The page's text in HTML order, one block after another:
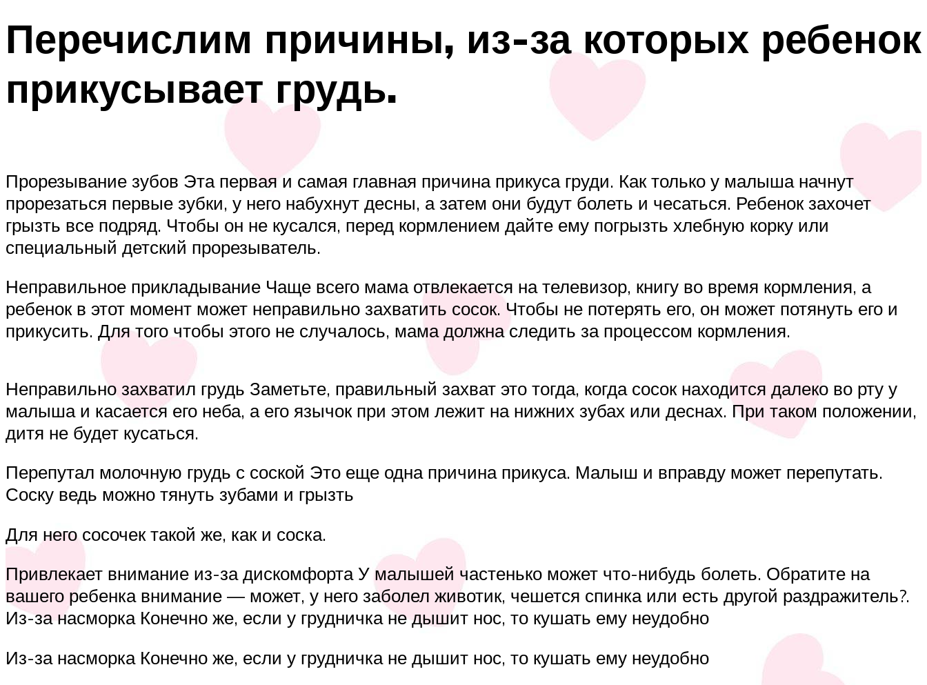
Перечислим причины, из-за которых ребенок
прикусывает грудь.
Прорезывание зубов Эта первая и самая главная причина прикуса груди. Как только у малыша начнут
прорезаться первые зубки, у него набухнут десны, а затем они будут болеть и чесаться. Ребенок захочет
грызть все подряд. Чтобы он не кусался, перед кормлением дайте ему погрызть хлебную корку или
специальный детский прорезыватель.
Неправильное прикладывание Чаще всего мама отвлекается на телевизор, книгу во время кормления, а
ребенок в этот момент может неправильно захватить сосок. Чтобы не потерять его, он может потянуть его и
прикусить. Для того чтобы этого не случалось, мама должна следить за процессом кормления.
Неправильно захватил грудь Заметьте, правильный захват это тогда, когда сосок находится далеко во рту у
малыша и касается его неба, а его язычок при этом лежит на нижних зубах или деснах. При таком положении,
дитя не будет кусаться.
Перепутал молочную грудь с соской Это еще одна причина прикуса. Малыш и вправду может перепутать.
Соску ведь можно тянуть зубами и грызть
Для него сосочек такой же, как и соска.
Привлекает внимание из-за дискомфорта У малышей частенько может что-нибудь болеть. Обратите на
вашего ребенка внимание — может, у него заболел животик, чешется спинка или есть другой раздражитель?.
Из-за насморка Конечно же, если у грудничка не дышит нос, то кушать ему неудобно
Из-за насморка Конечно же, если у грудничка не дышит нос, то кушать ему неудобно